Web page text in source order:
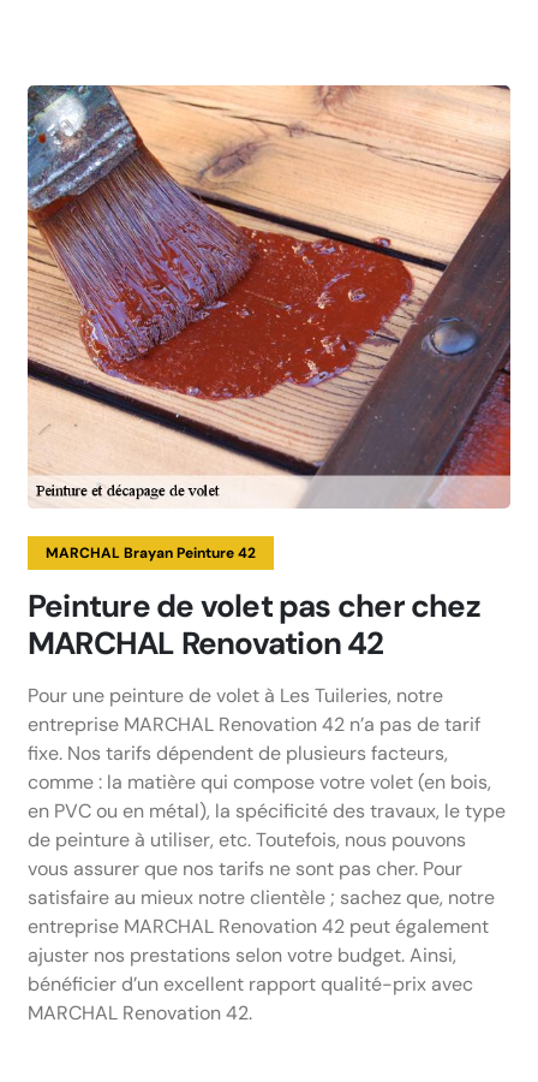
MARCHAL Brayan Peinture 42
Peinture de volet pas cher chez
MARCHAL Renovation 42
Pour une peinture de volet à Les Tuileries, notre
entreprise MARCHAL Renovation 42 n’a pas de tarif
fixe. Nos tarifs dépendent de plusieurs facteurs,
comme : la matière qui compose votre volet (en bois,
en PVC ou en métal), la spécificité des travaux, le type
de peinture à utiliser, etc. Toutefois, nous pouvons
vous assurer que nos tarifs ne sont pas cher. Pour
satisfaire au mieux notre clientèle ; sachez que, notre
entreprise MARCHAL Renovation 42 peut également
ajuster nos prestations selon votre budget. Ainsi,
bénéficier d’un excellent rapport qualité-prix avec
MARCHAL Renovation 42.